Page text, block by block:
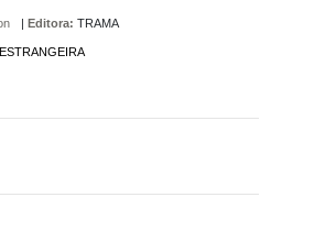
| Editora: TRAMA